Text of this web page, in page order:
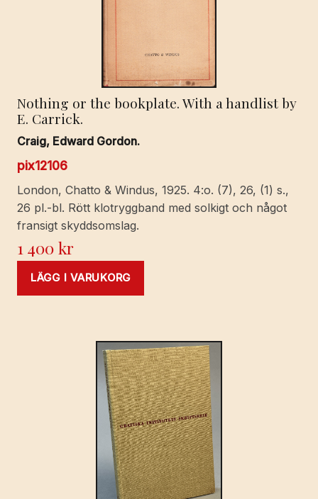
Nothing or the bookplate. With a handlist by
E. Carrick.
Craig, Edward Gordon.
pix12106
London, Chatto & Windus, 1925. 4:o. (7), 26, (1) s.,
26 pl.-bl. Rött klotryggband med solkigt och något
fransigt skyddsomslag.
1 400kr
LÄGG I VARUKORG